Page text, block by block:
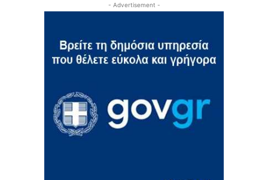
- Advertisement -